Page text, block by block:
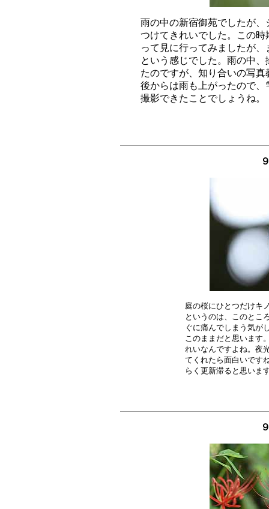
雨の中の新宿御苑でしたが
つけてきれいでした。この
って見に行ってみましたが
という感じでした。雨の中
たのですが、知り合いの写
後からは雨も上がったので
庭の桜にひとつだけキ
というのは、このとこ
ぐに痛んでしまう気が
このままだと思います
れいなんですよね。夜
てくれたら面白いです